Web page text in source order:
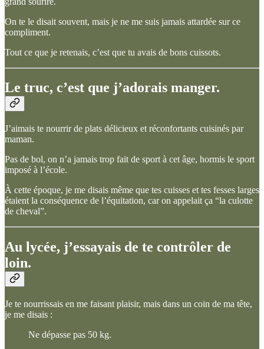
On te le disait souvent, mais je ne me suis jamais attardée sur ce
compliment.
Tout ce que je retenais, c’est que tu avais de bons cuissots.
Le truc, c’est que j’adorais manger.
J’aimais te nourrir de plats délicieux et réconfortants cuisinés par
maman.
Pas de bol, on n’a jamais trop fait de sport à cet âge, hormis le sport
imposé à l’école.
À cette époque, je me disais même que tes cuisses et tes fesses larges
étaient la conséquence de l’équitation, car on appelait ça “la culotte
de cheval”.
Au lycée, j’essayais de te contrôler de
loin.
Je te nourrissais en me faisant plaisir, mais dans un coin de ma tête,
je me disais :
Ne dépasse pas 50 kg.